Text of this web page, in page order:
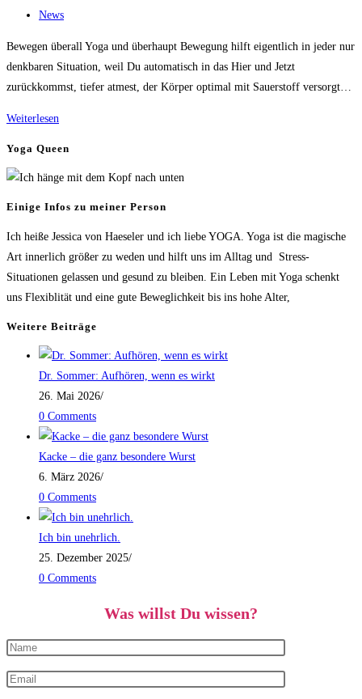
Beitrags-
News
Bewegen überall Yoga und überhaupt Bewegung hilft eigentlich in jeder nur
denkbaren Situation, weil Du automatisch in das Hier und Jetzt
zurückkommst, tiefer atmest, der Körper optimal mit Sauerstoff versorgt…
Weiterlesen
vollen
Yoga Queen
Einige Infos zu meiner Person
Ich heiße Jessica von Haeseler und ich liebe YOGA. Yoga ist die magische
Art innerlich größer zu weden und hilft uns im Alltag und Stress-
Situationen gelassen und gesund zu bleiben. Ein Leben mit Yoga schenkt
uns Flexiblität und eine gute Beweglichkeit bis ins hohe Alter,
Weitere Beiträge
Dr. Sommer: Aufhören, wenn es wirkt
26. Mai 2026/
0 Comments
Kacke – die ganz besondere Wurst
6. März 2026/
0 Comments
Ich bin unehrlich.
25. Dezember 2025/
0 Comments
Was willst Du wissen?